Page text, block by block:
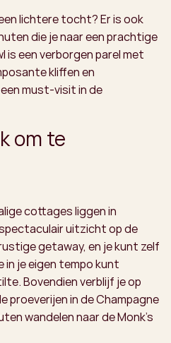
lichtere tocht? Er is ook
die je naar een prachtige
is een verborgen parel met
kliffen en
must-visit in de
om te
cottages liggen in
uitzicht op de
getaway, en je kunt zelf
in je eigen tempo kunt
Bovendien verblijf je op
proeverijen in de Champagne
wandelen naar de Monk’s